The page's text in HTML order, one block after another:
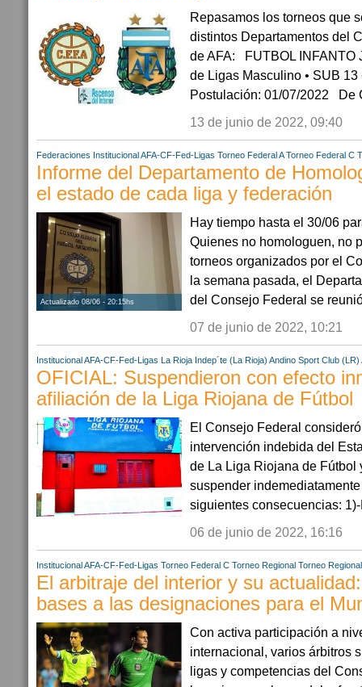
Repasamos los torneos que
distintos Departamentos del
de AFA: FUTBOL INFANTO
de Ligas Masculino • SUB
Postulación: 01/07/2022 De
13 de junio de 2022, 09:40
Federaciones Institucional AFA-CF-Fed-Ligas Torneo Federal A Torneo Federal C
Informe del Departamento de
el estado de cada liga y federación
Actualizado 08/06 - 20:15hs
Hay tiempo hasta el 30/06
Quienes no homologuen, no
torneos organizados por el
la semana pasada, el
del Consejo Federal se
07 de junio de 2022, 10:21
Institucional AFA-CF-Fed-Ligas La Rioja Indep´te (La Rioja) Andino Sport Club (LR)
OFICIAL: Suspendieron con efecto
afiliación de la Liga Riojana de Fútbol
El Consejo Federal
intervención indebida del
de La Liga Riojana de Fútbol
suspender
siguientes consecuencias:
06 de junio de 2022, 16:16
Institucional AFA-CF-Fed-Ligas Torneo Federal C Torneo Regional Torneo
El arbitraje del interior y su
bases a las designaciones para el
Con activa participación a
internacional, varios árbitros
ligas y competencias del